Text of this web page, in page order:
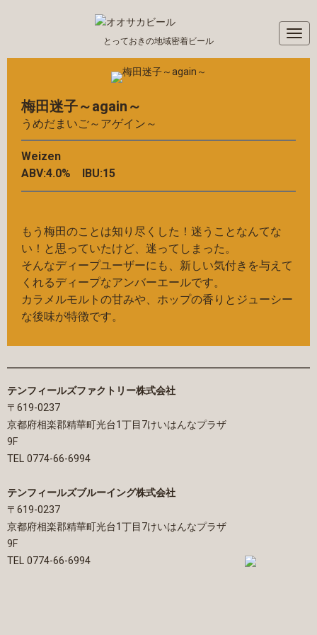
とっておきの地域密着ビール
N
i
梅田迷子～again～
うめだまいご～アゲイン～
Weizen
ABV:4.0% IBU:15
もう梅田のことは知り尽くした！迷うことなんてな
い！と思っていたけど、迷ってしまった。
そんなディープユーザーにも、新しい気付きを与えて
くれるディープなアンバーエールです。
カラメルモルトの甘みや、ホップの香りとジューシー
な後味が特徴です。
テンフィールズファクトリー株式会社
〒619-0237
京都府相楽郡精華町光台1丁目7けいはんなプラザ
9F
TEL 0774-66-6994
テンフィールズブルーイング株式会社
〒619-0237
京都府相楽郡精華町光台1丁目7けいはんなプラザ
9F
TEL 0774-66-6994